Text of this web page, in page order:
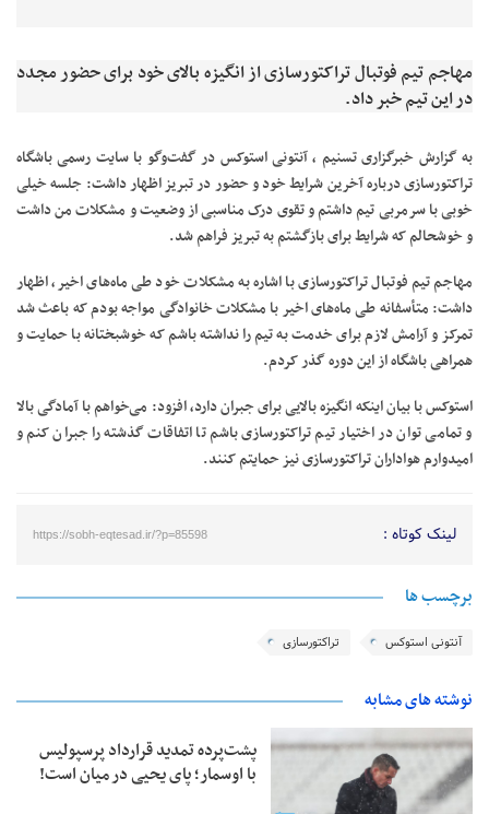
مهاجم تیم فوتبال تراکتورسازی از انگیزه بالای‌ خود برای حضور مجدد
در این تیم خبر داد.
به گزارش خبرگزاری تسنیم ،‌ آنتونی استوکس در گفت‌وگو با سایت رسمی باشگاه
تراکتورسازی درباره آخرین شرایط خود و حضور در تبریز اظهار داشت: جلسه خیلی
خوبی با سرمربی تیم داشتم و تقوی درک مناسبی از وضعیت و مشکلات من داشت
و خوشحالم که شرایط برای بازگشتم به تبریز فراهم شد.
مهاجم تیم فوتبال تراکتورسازی با اشاره به مشکلات خود طی ماه‌های اخیر، اظهار
داشت: متأسفانه طی ماه‌های اخیر با مشکلات خانوادگی مواجه بودم که باعث شد
تمرکز و آرامش لازم برای خدمت به تیم را نداشته باشم که خوشبختانه با حمایت و
همراهی باشگاه از این دوره گذر کردم.
استوکس با بیان اینکه انگیزه بالایی برای جبران دارد، افزود: می‌خواهم با آمادگی بالا
و تمامی توان در اختیار تیم تراکتورسازی باشم تا اتفاقات گذشته را جبران کنم و
امیدوارم هواداران تراکتورسازی نیز حمایتم کنند.
لینک کوتاه : https://sobh-eqtesad.ir/?p=85598
برچسب ها
آنتونی استوکس تراکتورسازی
نوشته های مشابه
پشت‌پرده تمدید قرارداد پرسپولیس
با اوسمار؛ پای یحیی در میان است!